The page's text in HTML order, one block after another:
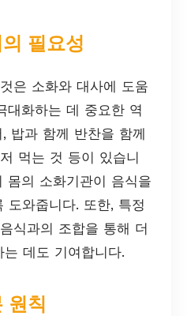
필요성
은 소화와 대사에 도움
대화하는 데 중요한 역
밥과 함께 반찬을 함께
먹는 것 등이 있습니
몸의 소화기관이 음식을
도와줍니다. 또한, 특정
식과의 조합을 통해 더
데도 기여합니다.
원칙